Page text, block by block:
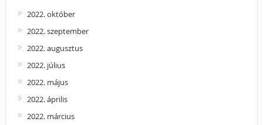
2022. október
2022. szeptember
2022. augusztus
2022. július
2022. május
2022. április
2022. március